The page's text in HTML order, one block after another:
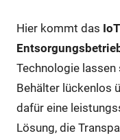
Hier kommt das
Technologie
Behälter lückenlos
dafür eine
Lösung, die